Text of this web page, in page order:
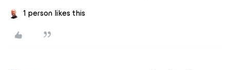
1 person likes this